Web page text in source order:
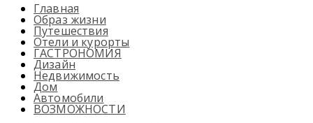
Главная
Образ жизни
Путешествия
Отели и курорты
ГАСТРОНОМИЯ
Дизайн
Недвижимость
Дом
Автомобили
ВОЗМОЖНОСТИ